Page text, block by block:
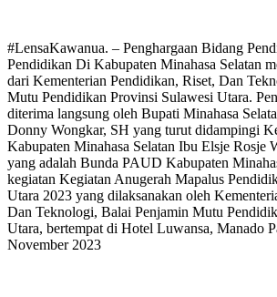
#LensaKawanua. – Penghargaan Bidang
Pendidikan Di Kabupaten Minahasa Selatan
dari Kementerian Pendidikan, Riset, Dan
Mutu Pendidikan Provinsi Sulawesi Utara.
diterima langsung oleh Bupati Minahasa
Donny Wongkar, SH yang turut didampingi
Kabupaten Minahasa Selatan Ibu Elsje Rosje
yang adalah Bunda PAUD Kabupaten
kegiatan Kegiatan Anugerah Mapalus
Utara 2023 yang dilaksanakan oleh
Dan Teknologi, Balai Penjamin Mutu
Utara, bertempat di Hotel Luwansa, Manado
November 2023